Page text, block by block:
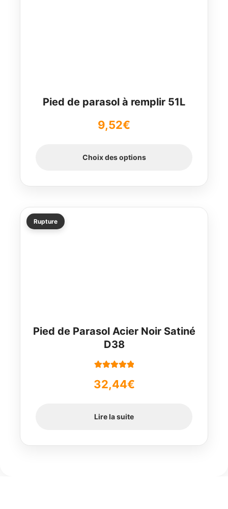
Pied de parasol à remplir 51L
9,52€
Choix des options
choisies
Rupture
Pied de Parasol Acier Noir Satiné
D38
5
32,44€
Lire la suite